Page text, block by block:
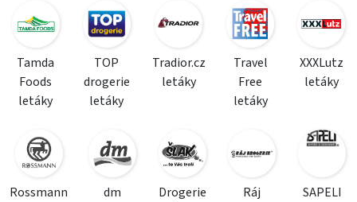
Tamda
Foods
letáky
TOP
drogerie
letáky
Tradior.cz
letáky
Travel
Free
letáky
XXXLutz
letáky
Rossmann
dm
Drogerie
Ráj
SAPELI